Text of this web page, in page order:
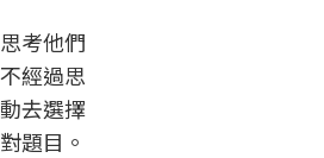
考他們
經過思
去選擇
題目。